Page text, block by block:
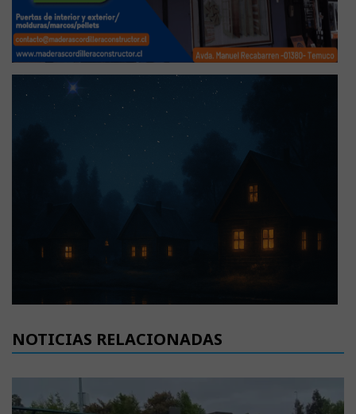
NOTICIAS RELACIONADAS